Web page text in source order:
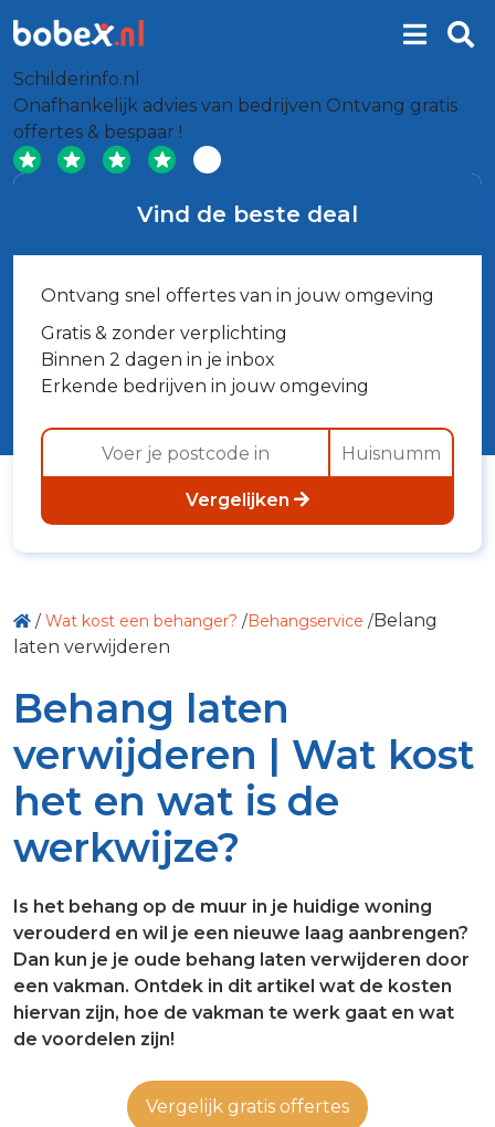
Schilderinfo.nl
Onafhankelijk advies van bedrijven Ontvang gratis
offertes & bespaar !
Vind de beste deal
Ontvang snel offertes van in jouw omgeving
Gratis & zonder verplichting
Binnen 2 dagen in je inbox
Erkende bedrijven in jouw omgeving
Vergelijken
/ Wat kost een behanger? /Behangservice /Belang
laten verwijderen
Behang laten
verwijderen | Wat kost
het en wat is de
werkwijze?
Is het behang op de muur in je huidige woning
verouderd en wil je een nieuwe laag aanbrengen?
Dan kun je je oude behang laten verwijderen door
een vakman. Ontdek in dit artikel wat de kosten
hiervan zijn, hoe de vakman te werk gaat en wat
de voordelen zijn!
Vergelijk gratis offertes